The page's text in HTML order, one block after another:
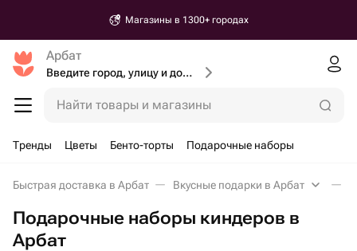
Магазины в 1300+ городах
Арбат
Введите город, улицу и дом доставки
Найти товары и магазины
Тренды Цветы Бенто-торты Подарочные наборы
Быстрая доставка в Арбат Вкусные подарки в Арбат
Подарочные наборы киндеров в
Арбат